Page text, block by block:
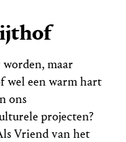
maar
wel een warm hart
ons
projecten?
Vriend van het